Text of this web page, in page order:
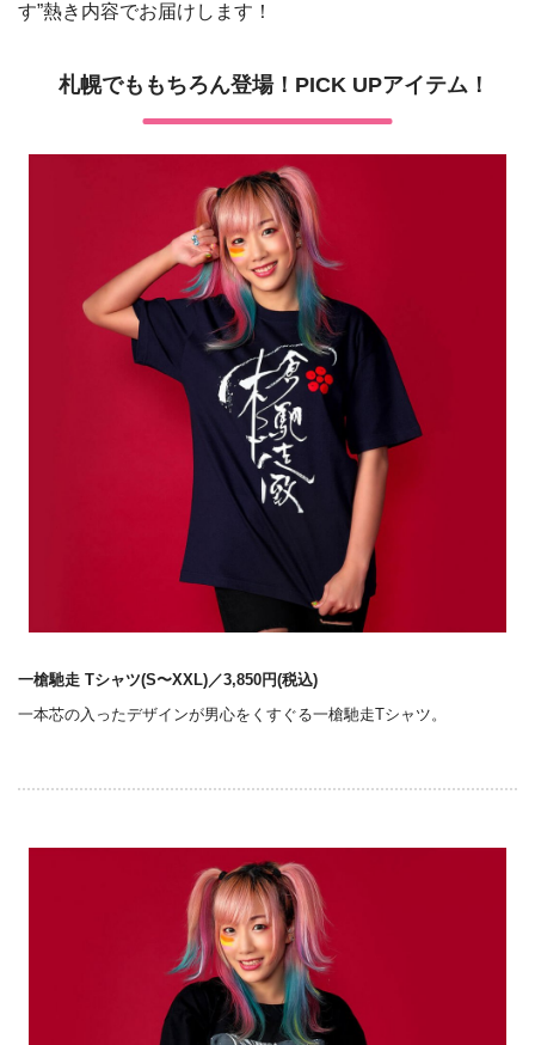
す”熱き内容でお届けします！
札幌でももちろん登場！PICK UPアイテム！
一槍馳走 Tシャツ(S〜XXL)／3,850円(税込)
一本芯の入ったデザインが男心をくすぐる一槍馳走Tシャツ。